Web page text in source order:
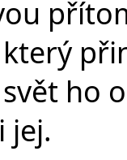
který
ho
jej.